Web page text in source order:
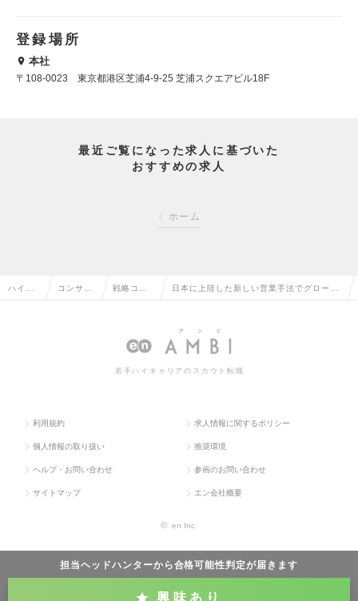
登録場所
本社
〒108-0023 東京都港区芝浦4-9-25 芝浦スクエアビル18F
最近ご覧になった求人に基づいた
おすすめの求人
ホーム
担当ヘッドハンターから合格可能性判定が届きます
興味あり
ハイク コンサル 戦略コン
トの転職
日本に上陸した新しい営業手法でグローバ
補も視野）の求人情報
若手ハイキャリアのスカウト転職
利用規約 求人情報に関するポリシー
個人情報の取り扱い 推奨環境
ヘルプ・お問い合わせ 参画のお問い合わせ
サイトマップ エン会社概要
© en Inc.